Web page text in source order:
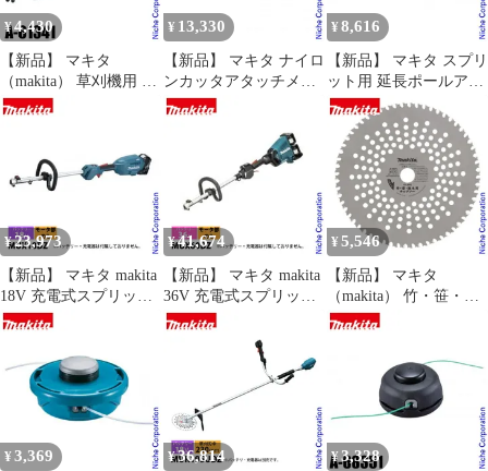
¥4,430
【新品】 マキタ
（makita） 草刈機用 プ
ロテクタ ナイロンコー
¥ 13,330
【新品】 マキタ ナイロ
ンカッタアタッチメン
ト makita EM408MP A-
リット ナイロンカッタ
ー アタッチメント 草刈
¥ 8,616
【新品】 マキタ スプリ
ット用 延長ポールアタ
ッチメント makita
LE400MP A-71794 多目
的工具 スプリット 延長
スプリットモータ
¥23,973
【新品】 マキタ makita
18V 充電式スプリット
モータ 本体のみ
ー・充電器別売り モー
タ部のみ 草刈り ブロワ
ヘッジトリマ 純正
¥41,674
【新品】 マキタ makita
36V 充電式スプリット
モータ 本体のみ
MUX60DZ バッテリ
ー・充電器別売り モー
タ部のみ 草刈り ブロワ
ヘッジトリマ 純正
¥ 5,546
【新品】 マキタ
（makita） 竹・笹・雑
木用チップソー 255mm
¥ 3,369 ¥36,814 ¥3,328